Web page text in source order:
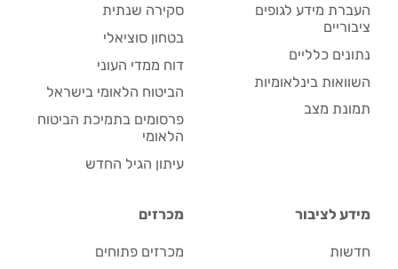
העברת מידע לגופים
ציבוריים
נתונים כלליים
השוואות בינלאומיות
תמונת מצב
סקירה שנתית
בטחון סוציאלי
דוח ממדי העוני
הביטוח הלאומי בישראל
פרסומים בתמיכת הביטוח
הלאומי
עיתון הגיל החדש
מידע לציבור
חדשות
מכרזים
מכרזים פתוחים